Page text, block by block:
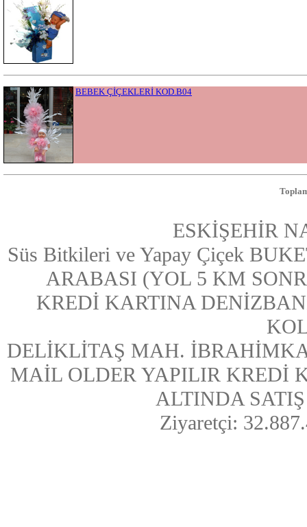
BEBEK ÇİÇEKLERİ KOD.B04
ESKİŞEHİR
Süs Bitkileri ve Yapay Çiçek
ARABASI (YOL 5 KM
KREDİ KARTINA
DELİKLİTAŞ MAH.
MAİL OLDER YAPILIR KREDİ
ALTINDA
Ziyaretçi: